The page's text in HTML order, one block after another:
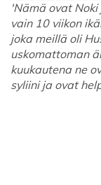
'Nämä ovat
vain 10 viikon
joka meillä oli
uskomattoman
kuukautena ne
syliini ja ovat